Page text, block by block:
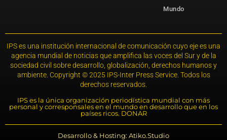
Mundo
IPS es una institución internacional de comunicación cuyo eje es una
agencia mundial de noticias que amplifica las voces del Sur y de la
sociedad civil sobre desarrollo, globalización, derechos humanos y
ambiente. Copyright © 2025 IPS-Inter Press Service. Todos los
derechos reservados.
IPS es la única organización periodística mundial con más
personal y corresponsales en el mundo en desarrollo que en los
países ricos. DONAR
Desarrollo & Hosting: Atiko.Studio